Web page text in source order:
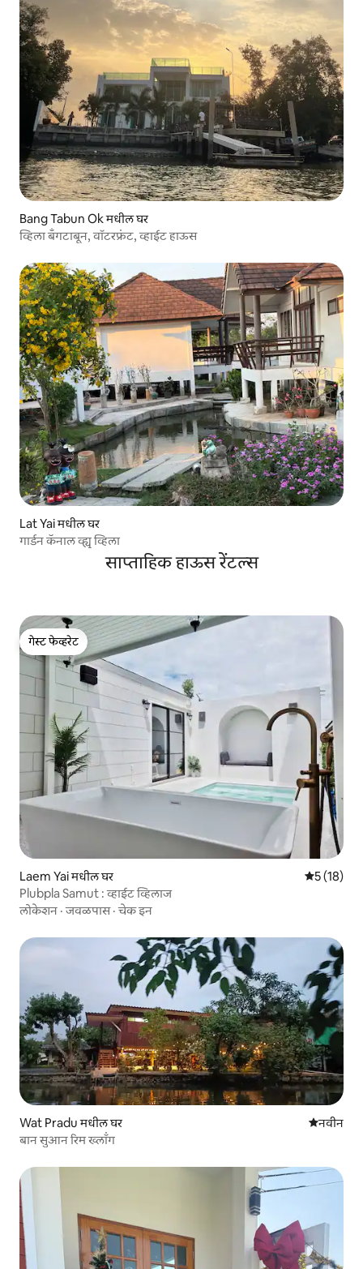
Bang Tabun Ok मधील घर
व्हिला बँगटाबून, वॉटरफ्रंट, व्हाईट हाऊस
Lat Yai मधील घर
गार्डन कॅनाल व्ह्यू व्हिला
साप्ताहिक हाऊस रेंटल्स
गेस्ट फेव्हरेट
गेस्ट फेव्हरेट
Laem Yai मधील घर 5 पैकी 5
5 (18)
Plubpla Samut : व्हाईट व्हिलाज
लोकेशन ·जवळपास·चेक इन
Wat Pradu मधील घर नवीननवीन
बान सुआन रिम ख्लॉंग